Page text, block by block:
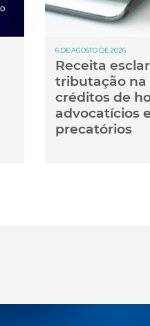
6 DE AGOSTO DE 2026
Receita
tributação na
créditos de
advocatícios
precatórios